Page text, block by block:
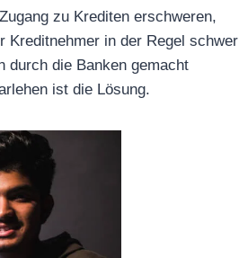
zu Krediten erschweren,
Kreditnehmer in der Regel schwer
durch die Banken gemacht
ist die Lösung.